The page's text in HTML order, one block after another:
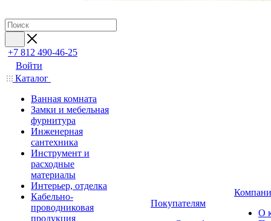
+7 812 490-46-25
Войти
Каталог
Ванная комната
Замки и мебельная
фурнитура
Инженерная
сантехника
Инструмент и
расходные
материалы
Интерьер, отделка
Кабельно-
проводниковая
продукция
Покупателям
О